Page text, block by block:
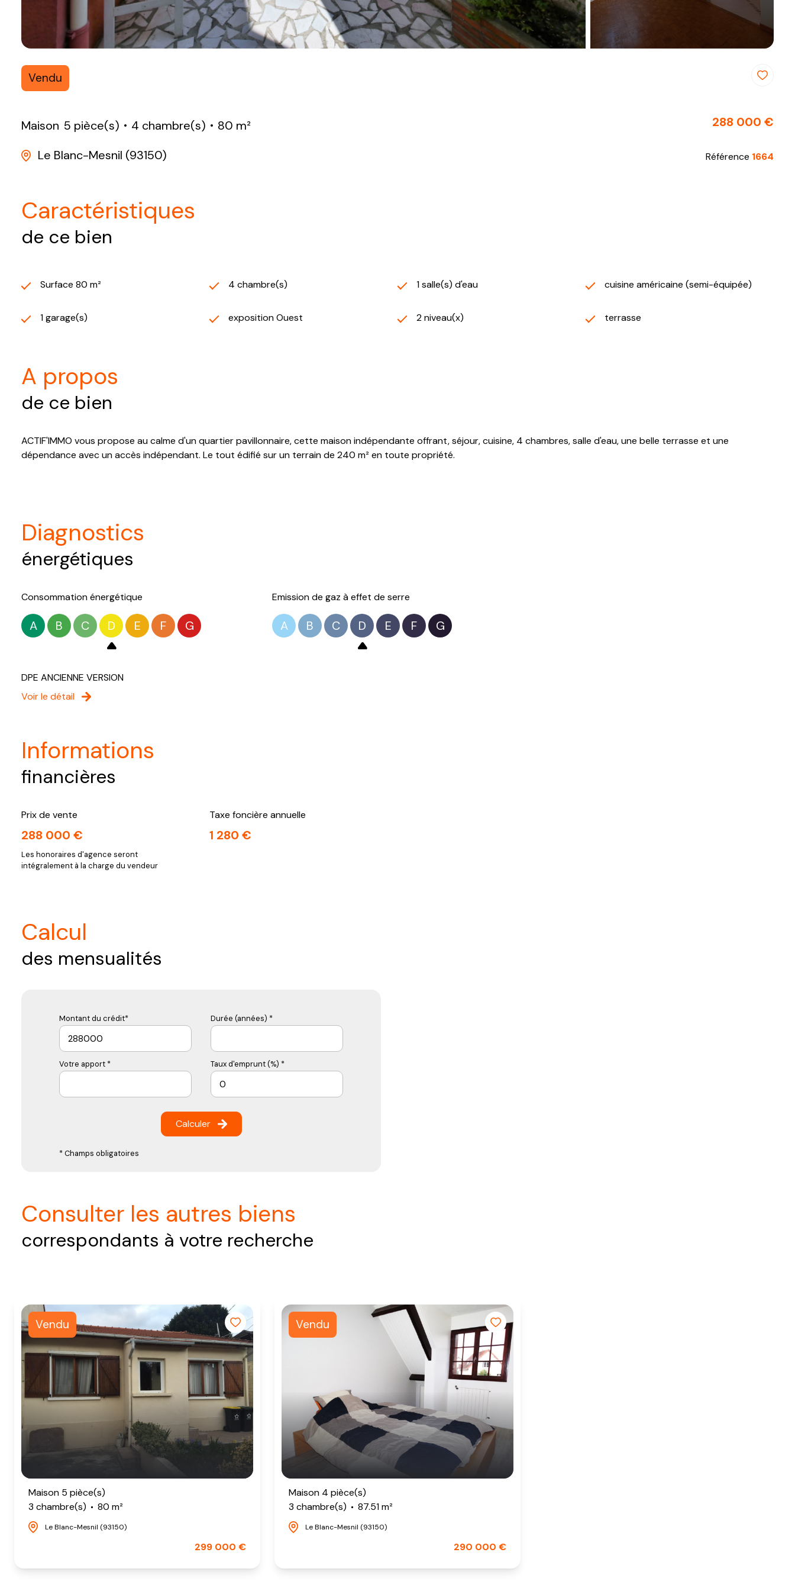
Vendu
Maison 5 pièce(s) 4 chambre(s)
80 m²
Le Blanc-Mesnil (93150)
288 000 €
Référence 1664
caractéristiques
de ce bien
Surface 80 m² 4 chambre(s) 1 salle(s) d'eau cuisine américaine (semi-équipée)
1 garage(s) exposition Ouest 2 niveau(x) terrasse
a propos
de ce bien
ACTIF'IMMO vous propose au calme d'un quartier pavillonnaire, cette maison indépendante offrant, séjour, cuisine, 4 chambres, salle d'eau, une belle terrasse et une
dépendance avec un accès indépendant. Le tout édifié sur un terrain de 240 m² en toute propriété.
diagnostics
énergétiques
Consommation énergétique
A B C D E F G
Emission de gaz à effet de serre
A B C D E F G
DPE ANCIENNE VERSION
Voir le détail
informations
financières
Prix de vente
288 000 €
Les honoraires d'agence seront
intégralement à la charge du vendeur
Taxe foncière annuelle
1 280 €
calcul
des mensualités
Montant du crédit* Durée (années) *
Votre apport * Taux d'emprunt (%) *
Calculer
* Champs obligatoires
consulter les autres biens
correspondants à votre recherche
Vendu
Maison 5 pièce(s)
3 chambre(s)
80 m²
Le Blanc-Mesnil (93150)
299 000 €
Vendu
Maison 4 pièce(s)
3 chambre(s)
87.51 m²
Le Blanc-Mesnil (93150)
290 000 €